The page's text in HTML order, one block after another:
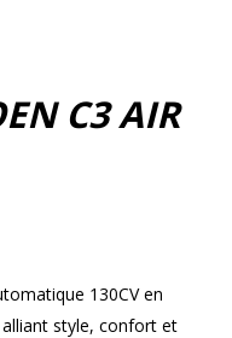
C3 AIR
130CV en
style, confort et